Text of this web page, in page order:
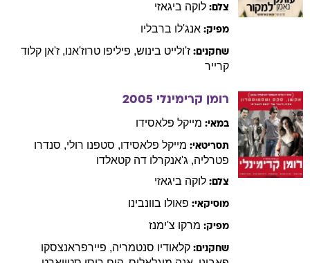
צלם: לוקה ביגאזי
מפיק: אנג'לו ברבליו
שחקנים: ז'ולייט בינוש, פיליפו טרוז'אנו, ז'אן קלוד
קרייר
רומן קרימינלי 2005
במאי: מייקל פלאסידו
תסריטאי: מייקל פלאסידו, סטפנו רולי, סנדרו
פטרליה, ג'אנקרלו דה קטאלדו
צלם: לוקה ביגאזי
מוסיקאי: פאולו בוונבינו
מפיק: מרקו צ'ימנז
שחקנים: קלאודיו סנטמריה, פיירפראנצסקו